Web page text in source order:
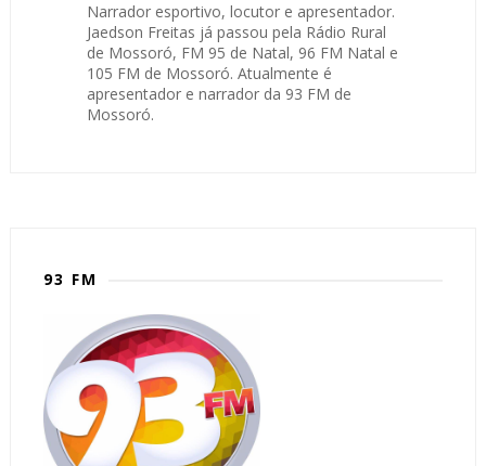
Narrador esportivo, locutor e apresentador.
Jaedson Freitas já passou pela Rádio Rural
de Mossoró, FM 95 de Natal, 96 FM Natal e
105 FM de Mossoró. Atualmente é
apresentador e narrador da 93 FM de
Mossoró.
93 FM